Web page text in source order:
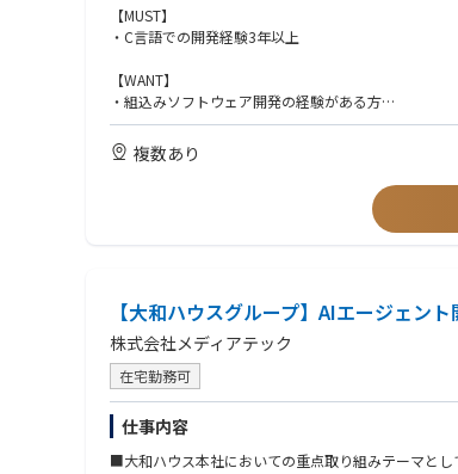
【MUST】
・C言語での開発経験3年以上
【WANT】
・組込みソフトウェア開発の経験がある方
【パーソナリティ】
・常に最新の情報をキャッチアップ、勉強しようとす
複数あり
【大和ハウスグループ】AIエージェ
株式会社メディアテック
在宅勤務可
仕事内容
■大和ハウス本社においての重点取り組みテーマと